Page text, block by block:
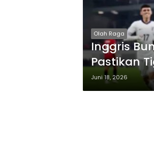
Olah Raga
Inggris
Pastikan
Juni 18, 2026